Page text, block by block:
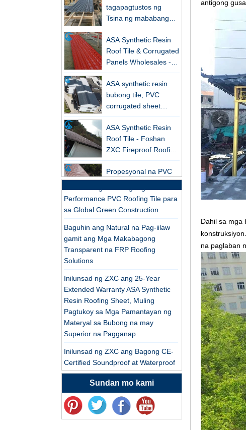
Tsina ng mababang
presyo ASA synthetic
corrugated tile tile
Roof Tile & Corrugated
Panels Wholesales -
25 -Year Warranty, CE
bubong tile, PVC
corrugated sheet
wholesales
Roof Tile - Foshan
ZXC Fireproof Roofing
Supplier
ASA Synthetic Resin
Propesyonal na ASA
PVC Synthetic Resin
Roof Tile Factory para
sa pag -export
Na -customize ng
Tagagawa
Matibay na tagagawa
ng ASA Synthetic
Resin Roof Tile
Ang China Synthetic
Resin Roofing Sheet
sa pagbebenta
Tile Tagagawa
Bagong FRP Series Roofing:
Superior na Lakas at Likas na
Liwanag
ZXC-FRP Skylight Panels: High
Light Transmission, Corrosion
Resistance, at Long Lifespan –
Nangunguna sa Bagong Trend sa
Green Building
Inilunsad ng ZXC ang High-
Performance PVC Gutter System –
Corrosion-Resistant, Long-lasting,
at Cost-Effective Solution para sa
Modern Drainage Needs
Performance PVC Roofing Tile para
sa Global Green Construction
Baguhin ang Natural na Pag-iilaw
gamit ang Mga Makabagong
Transparent na FRP Roofing
Solutions
Inilunsad ng ZXC ang 25-Year
Extended Warranty ASA Synthetic
Resin Roofing Sheet, Muling
Pagtukoy sa Mga Pamantayan ng
Materyal sa Bubong na may
Superior na Pagganap
Inilunsad ng ZXC ang Bagong CE-
Certified Soundproof at Waterproof
Roofing Sheet – Pagtatakda ng
Bagong Pamantayan para sa
Sustainable Building Solutions
Muling Pagtukoy sa Katatagan ng
Sundan mo kami
antigong
Dahil sa mga
na paglaban